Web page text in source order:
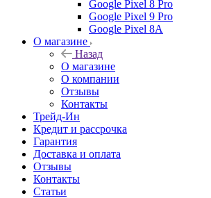
Google Pixel 8 Pro
Google Pixel 9 Pro
Google Pixel 8A
О магазине
Назад
О магазине
О компании
Отзывы
Контакты
Трейд-Ин
Кредит и рассрочка
Гарантия
Доставка и оплата
Отзывы
Контакты
Статьи